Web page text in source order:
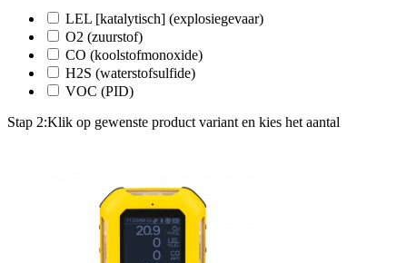
LEL [katalytisch] (explosiegevaar)
O2 (zuurstof)
CO (koolstofmonoxide)
H2S (waterstofsulfide)
VOC (PID)
Stap 2:Klik op gewenste product variant en kies het aantal